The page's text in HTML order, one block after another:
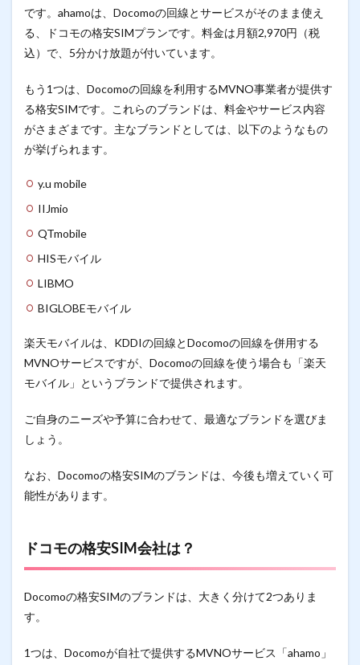
です。ahamoは、Docomoの回線とサービスがそのまま使え
る、ドコモの格安SIMプランです。料金は月額2,970円（税
込）で、5分かけ放題が付いています。
もう1つは、Docomoの回線を利用するMVNO事業者が提供す
る格安SIMです。これらのブランドは、料金やサービス内容
がさまざまです。主なブランドとしては、以下のようなもの
が挙げられます。
y.u mobile
IIJmio
QTmobile
HISモバイル
LIBMO
BIGLOBEモバイル
楽天モバイルは、KDDIの回線とDocomoの回線を併用する
MVNOサービスですが、Docomoの回線を使う場合も「楽天
モバイル」というブランドで提供されます。
ご自身のニーズや予算に合わせて、最適なブランドを選びま
しょう。
なお、Docomoの格安SIMのブランドは、今後も増えていく可
能性があります。
ドコモの格安SIM会社は？
Docomoの格安SIMのブランドは、大きく分けて2つありま
す。
1つは、Docomoが自社で提供するMVNOサービス「ahamo」